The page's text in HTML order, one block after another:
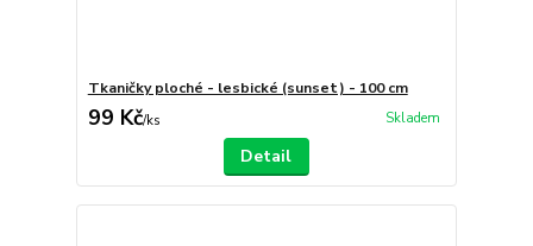
Tkaničky ploché - lesbické (sunset) - 100 cm
99 Kč/ks Skladem
Detail